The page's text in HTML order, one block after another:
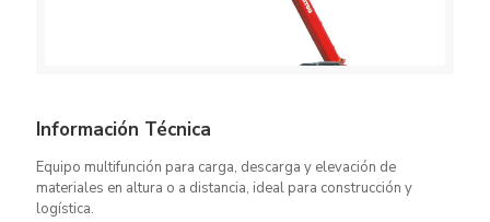
Información Técnica
Equipo multifunción para carga, descarga y elevación de
materiales en altura o a distancia, ideal para construcción y
logística.